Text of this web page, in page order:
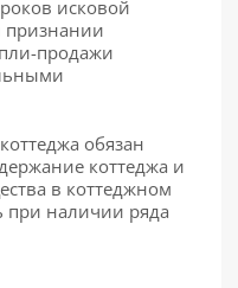
исковой
признании
продажи
обязан
коттеджа и
в коттеджном
при наличии ряда